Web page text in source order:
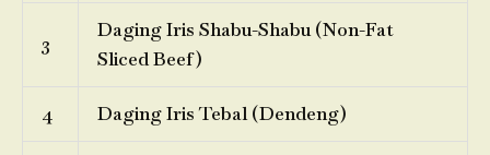
3
Daging Iris Shabu-Shabu (Non-Fat
Sliced Beef)
4 Daging Iris Tebal (Dendeng)